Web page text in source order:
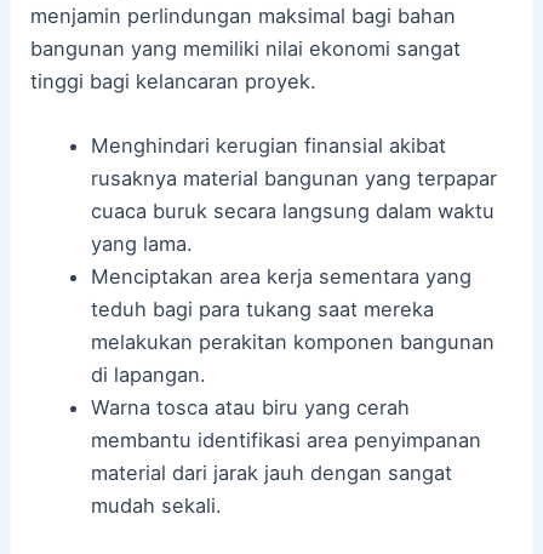
menjamin perlindungan maksimal bagi bahan
bangunan yang memiliki nilai ekonomi sangat
tinggi bagi kelancaran proyek.
Menghindari kerugian finansial akibat
rusaknya material bangunan yang terpapar
cuaca buruk secara langsung dalam waktu
yang lama.
Menciptakan area kerja sementara yang
teduh bagi para tukang saat mereka
melakukan perakitan komponen bangunan
di lapangan.
Warna tosca atau biru yang cerah
membantu identifikasi area penyimpanan
material dari jarak jauh dengan sangat
mudah sekali.